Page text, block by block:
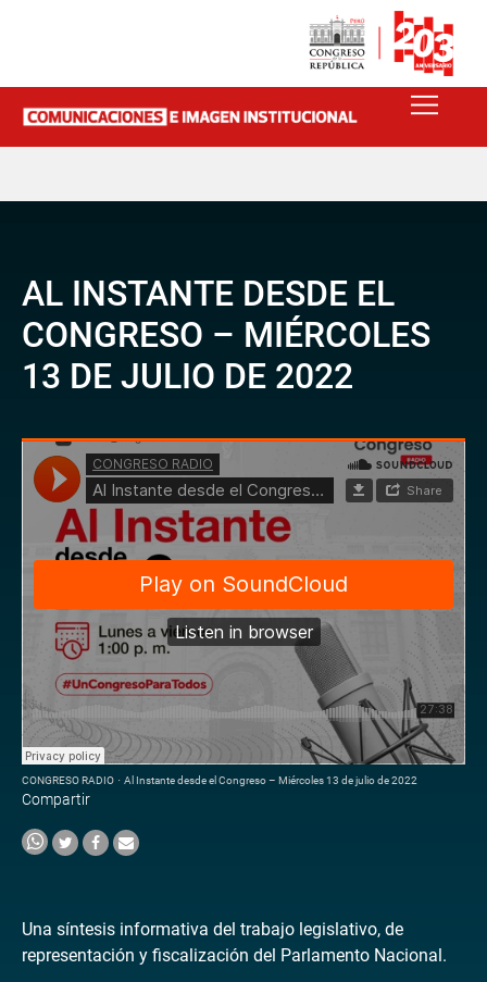
AL INSTANTE DESDE EL
CONGRESO – MIÉRCOLES
13 DE JULIO DE 2022
CONGRESO RADIO · Al Instante desde el Congreso – Miércoles 13 de julio de 2022
Compartir
Una síntesis informativa del trabajo legislativo, de
representación y fiscalización del Parlamento Nacional.